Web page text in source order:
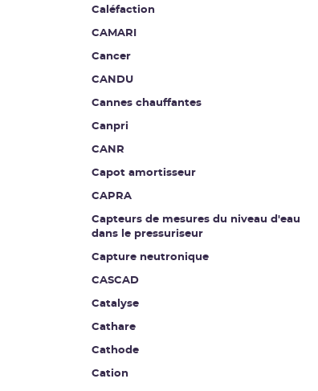
Caléfaction
CAMARI
Cancer
CANDU
Cannes chauffantes
Canpri
CANR
Capot amortisseur
CAPRA
Capteurs de mesures du niveau d'eau
dans le pressuriseur
Capture neutronique
CASCAD
Catalyse
Cathare
Cathode
Cation